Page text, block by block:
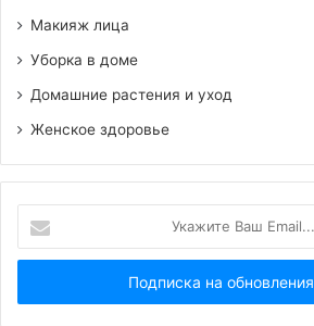
BB-код для вставки на форум:
Ссылка на изображение:
Бодрости и доброго утра 13 июля!
Макияж лица
Уборка в доме
Домашние растения и уход
Женское здоровье
Ваш
Email...